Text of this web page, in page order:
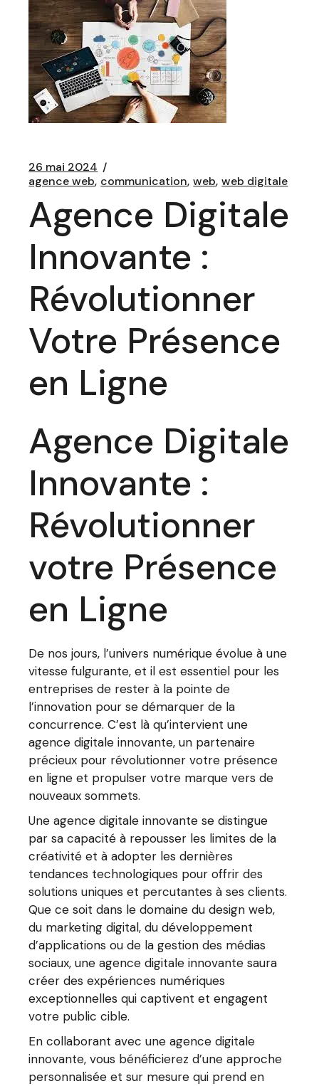
26 mai 2024
agence web communication web web digitale
Agence Digitale
Innovante :
Révolutionner
Votre Présence
en Ligne
Agence Digitale
Innovante :
Révolutionner
votre Présence
en Ligne
De nos jours, l’univers numérique évolue à une
vitesse fulgurante, et il est essentiel pour les
entreprises de rester à la pointe de
l’innovation pour se démarquer de la
concurrence. C’est là qu’intervient une
agence digitale innovante, un partenaire
précieux pour révolutionner votre présence
en ligne et propulser votre marque vers de
nouveaux sommets.
Une agence digitale innovante se distingue
par sa capacité à repousser les limites de la
créativité et à adopter les dernières
tendances technologiques pour offrir des
solutions uniques et percutantes à ses clients.
Que ce soit dans le domaine du design web,
du marketing digital, du développement
d’applications ou de la gestion des médias
sociaux, une agence digitale innovante saura
créer des expériences numériques
exceptionnelles qui captivent et engagent
votre public cible.
En collaborant avec une agence digitale
innovante, vous bénéficierez d’une approche
personnalisée et sur mesure qui prend en